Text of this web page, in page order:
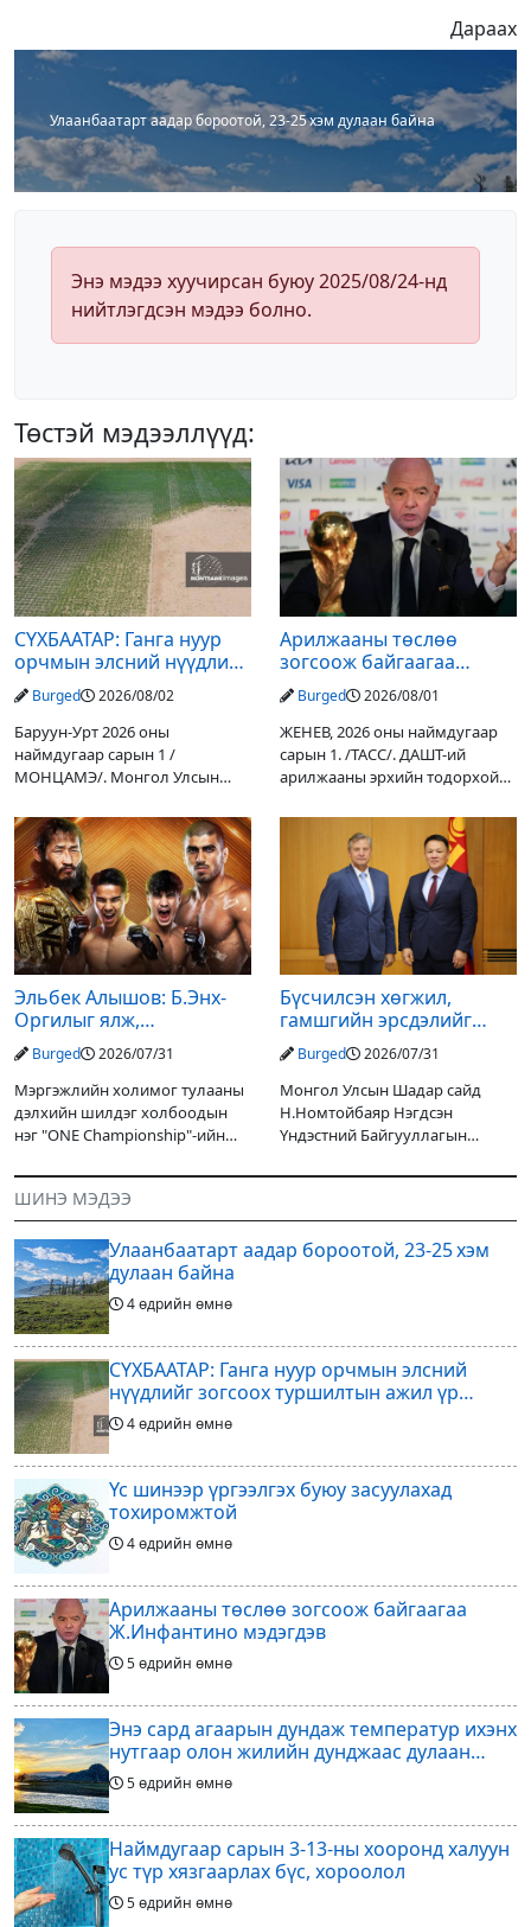
Дараах
Улаанбаатарт аадар бороотой, 23-25 хэм дулаан байна
Энэ мэдээ хуучирсан буюу 2025/08/24-нд
нийтлэгдсэн мэдээ болно.
Төстэй мэдээллүүд:
СҮХБААТАР: Ганга нуур
орчмын элсний нүүдлийг
зогсоох туршилтын ажил
үр дүнгээ өгч эхэлжээ
Burged 2026/08/02
Баруун-Урт 2026 оны
наймдугаар сарын 1 /
МОНЦАМЭ/. Монгол Улсын
Дарьгангын Ганга нуурыг
сэргээн, хамгаалах төслийг
улсын төсвийн хөрөнгө
оруулалтаар хийж буй.
Төслийн
Арилжааны төслөө
зогсоож байгаагаа
Ж.Инфантино мэдэгдэв
Burged 2026/08/01
ЖЕНЕВ, 2026 оны наймдугаар
сарын 1. /ТАСС/. ДАШТ-ий
арилжааны эрхийн тодорхой
оруулагчдад худалдах
төслөөсөө татгалзахаар
шийдвэрлэснээ ФИФА-гийн
ерөнхийлөгч Жанни
Эльбек Алышов: Б.Энх-
Оргилыг ялж,
гэрийнхэндээ байшин
авч өгнө
Burged 2026/07/31
Мэргэжлийн холимог тулааны
дэлхийн шилдэг холбоодын
нэг "ONE Championship"-ийн
өнөөдөр/2026.07.31/ болно. Энэ
өдөрлөгийн оргил тулааны
эзэд нь бантам жингийн аварга
Бүсчилсэн хөгжил,
гамшгийн эрсдэлийг
бууруулах чиглэлээр
НҮБ-тай хамтын
ажиллагаагаа
өргөжүүлэхээр санал
солилцлоо
Burged 2026/07/31
Монгол Улсын Шадар сайд
Н.Номтойбаяр Нэгдсэн
Үндэстний Байгууллагын
Хиердэнийг хүлээн авч уулзан,
ажиллагааны өнөөгийн байдал
болон цаашдын
ШИНЭ МЭДЭЭ
Улаанбаатарт аадар бороотой, 23-25 хэм
дулаан байна
4 өдрийн өмнө
СҮХБААТАР: Ганга нуур орчмын элсний
нүүдлийг зогсоох туршилтын ажил үр
дүнгээ өгч эхэлжээ
4 өдрийн өмнө
Үс шинээр үргээлгэх буюу засуулахад
тохиромжтой
4 өдрийн өмнө
Арилжааны төслөө зогсоож байгаагаа
Ж.Инфантино мэдэгдэв
5 өдрийн өмнө
Энэ сард агаарын дундаж температур ихэнх
нутгаар олон жилийн дунджаас дулаан
байна
5 өдрийн өмнө
Наймдугаар сарын 3-13-ны хооронд халуун
ус түр хязгаарлах бүс, хороолол
5 өдрийн өмнө